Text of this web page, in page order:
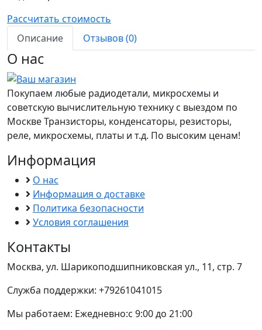
Рассчитать стоимость
Описание
Отзывов (0)
О нас
Покупаем любые радиодетали, микросхемы и
советскую вычислительную технику с выездом по
Москве Транзисторы, конденсаторы, резисторы,
реле, микросхемы, платы и т.д. По высоким ценам!
Информация
О нас
Информация о доставке
Политика безопасности
Условия соглашения
Контакты
Москва, ул. Шарикоподшипниковская ул., 11, стр. 7
Служба поддержки: +79261041015
Мы работаем: Ежедневно:с 9:00 до 21:00